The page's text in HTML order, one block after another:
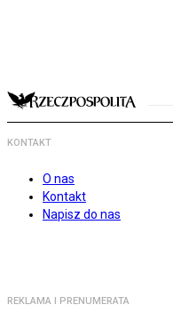
KONTAKT
O nas
Kontakt
Napisz do nas
REKLAMA I PRENUMERATA